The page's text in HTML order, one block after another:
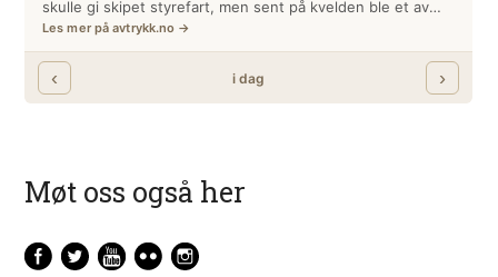
Møt oss også her